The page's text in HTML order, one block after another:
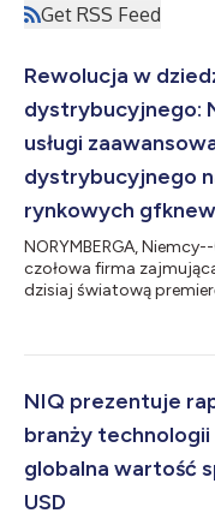
Get RSS Feed
Rewolucja w
dystrybucyjnego:
usługi
dystrybucyjnego
rynkowych
NORYMBERGA,
czołowa firma
dzisiaj światową
sztucznej inteligencji
z branży Tech &
sprzedaży. Narzędzie to
NIQ prezentuje
branży
globalna wartość
USD